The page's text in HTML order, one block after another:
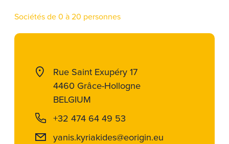
Sociétés de 0 à 20 personnes
Rue Saint Exupéry 17
4460 Grâce-Hollogne
BELGIUM
+32 474 64 49 53
yanis.kyriakides@eorigin.eu